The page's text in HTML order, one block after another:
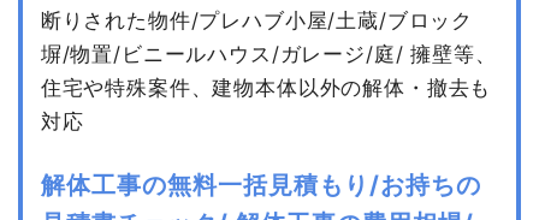
断りされた物件/プレハブ小屋/土蔵/ブロック
塀/物置/ビニールハウス/ガレージ/庭/ 擁壁等、
住宅や特殊案件、建物本体以外の解体・撤去も
対応
解体工事の無料一括見積もり/お持ちの